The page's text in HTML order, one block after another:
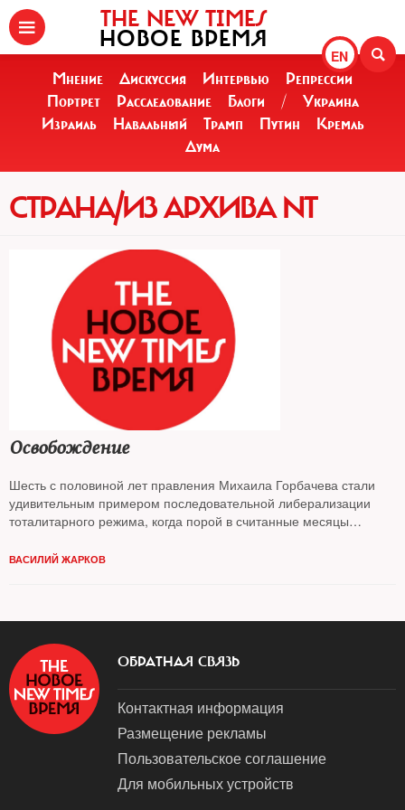
EN
THE NEW TIMES
НОВОЕ ВРЕМЯ
Мнение Дискуссия Интервью
Репрессии
Портрет
Расследование Блоги /
Украина
Израиль
Навальный Трамп Путин
Кремль
Дума
СТРАНА/ИЗ АРХИВА NT
Освобождение
Шесть с половиной лет правления Михаила Горбачева стали
удивительным примером последовательной либерализации
тоталитарного режима, когда порой в считанные месяцы
гражданские и человеческие права. Свободы, которые мы
ВАСИЛИЙ ЖАРКОВ
ОБРАТНАЯ СВЯЗЬ
Контактная информация
Размещение рекламы
Пользовательское соглашение
Для мобильных устройств